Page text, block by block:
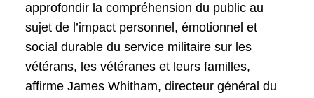
approfondir la compréhension du public au
sujet de l’impact personnel, émotionnel et
social durable du service militaire sur les
vétérans, les vétéranes et leurs familles,
affirme James Whitham, directeur général du